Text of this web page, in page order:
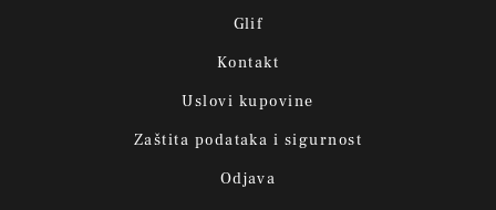
Glif
Kontakt
Uslovi kupovine
Zaštita podataka i sigurnost
Odjava